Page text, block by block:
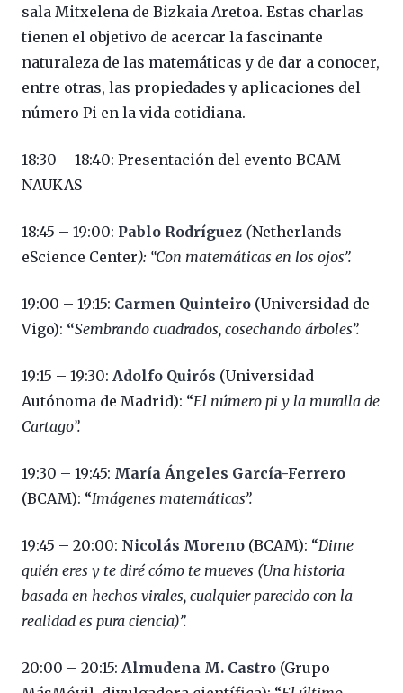
sala Mitxelena de Bizkaia Aretoa. Estas charlas
tienen el objetivo de acercar la fascinante
naturaleza de las matemáticas y de dar a conocer,
entre otras, las propiedades y aplicaciones del
número Pi en la vida cotidiana.
18:30 – 18:40: Presentación del evento BCAM-
NAUKAS
18:45 – 19:00: Pablo Rodríguez (Netherlands
eScience Center): “Con matemáticas en los ojos”.
19:00 – 19:15: Carmen Quinteiro (Universidad de
Vigo): “Sembrando cuadrados, cosechando árboles”.
19:15 – 19:30: Adolfo Quirós (Universidad
Autónoma de Madrid): “El número pi y la muralla de
Cartago”.
19:30 – 19:45: María Ángeles García-Ferrero
(BCAM): “Imágenes matemáticas”.
19:45 – 20:00: Nicolás Moreno (BCAM): “Dime
quién eres y te diré cómo te mueves (Una historia
basada en hechos virales, cualquier parecido con la
realidad es pura ciencia)”.
20:00 – 20:15: Almudena M. Castro (Grupo